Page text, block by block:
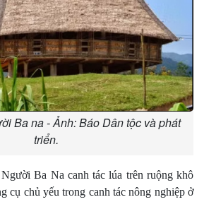
Ba na - Ảnh: Báo Dân tộc và phát
triển.
Người Ba Na canh tác lúa trên ruộng khô
cụ chủ yếu trong canh tác nông nghiệp ở